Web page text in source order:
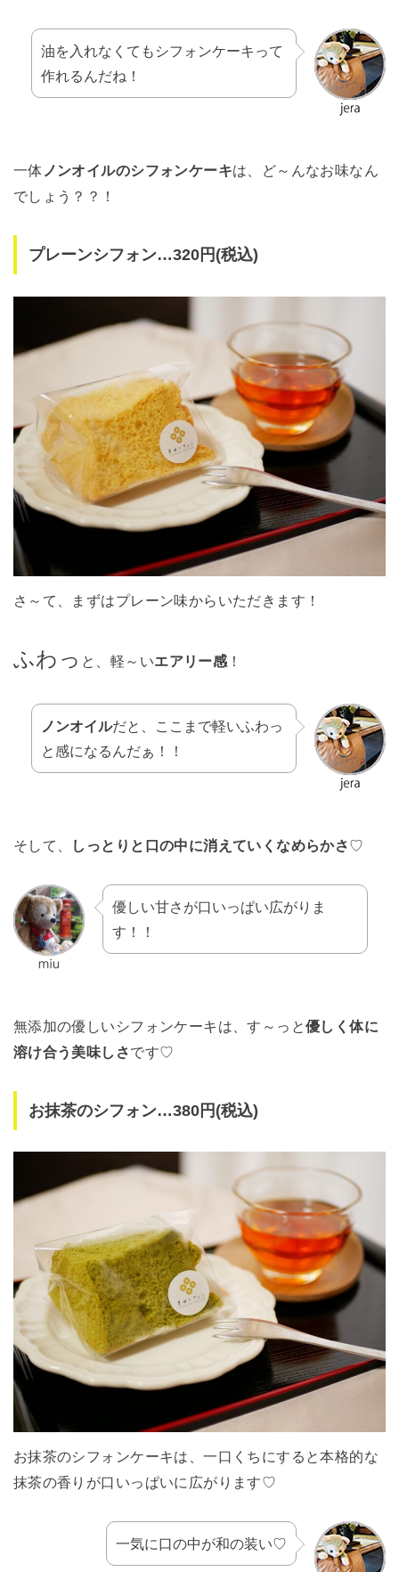
油を入れなくてもシフォンケーキって
作れるんだね！
一体 ノンオイルのシフォンケーキは、ど～んなお味なん
でしょう？？！
プレーンシフォン…320円(税込)
さ～て、まずはプレーン味からいただきます！
ふわっ と、軽～いエアリー感 ！
ノンオイルだと、ここまで軽いふわっ
と感になるんだぁ！！
そして、 しっとりと口の中に消えていくなめらかさ♡
優しい甘さが口いっぱい広がりま
す！！
無添加の優しいシフォンケーキは、す～っと優しく体に
溶け合う美味しさです♡
お抹茶のシフォン…380円(税込)
お抹茶のシフォンケーキは、一口くちにすると本格的な
抹茶の香りが口いっぱいに広がります♡
一気に口の中が和の装い♡